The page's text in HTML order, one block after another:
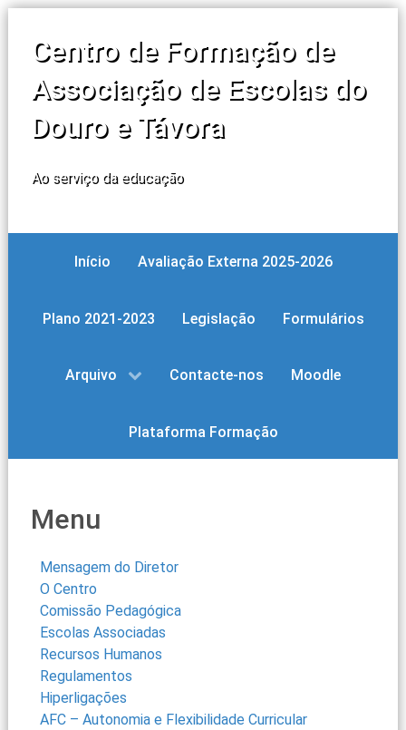
Centro de Formação de
Associação de Escolas do
Douro e Távora
Ao serviço da educação
Início Avaliação Externa 2025-2026
Plano 2021-2023 Legislação Formulários
Arquivo Contacte-nos Moodle
Plataforma Formação
Menu
Mensagem do Diretor
O Centro
Comissão Pedagógica
Escolas Associadas
Recursos Humanos
Regulamentos
Hiperligações
AFC – Autonomia e Flexibilidade Curricular